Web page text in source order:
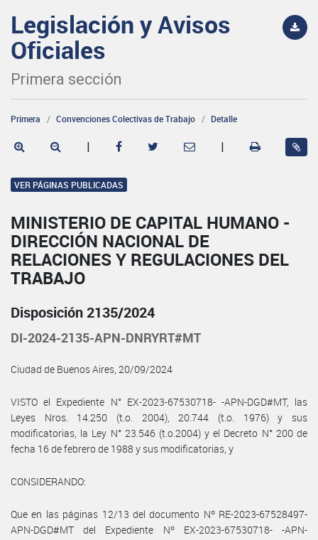
Legislación y Avisos
Oficiales
Primera sección
Primera Convenciones Colectivas de Trabajo Detalle
| |
VER PÁGINAS PUBLICADAS
MINISTERIO DE CAPITAL HUMANO -
DIRECCIÓN NACIONAL DE
RELACIONES Y REGULACIONES DEL
TRABAJO
Disposición 2135/2024
DI-2024-2135-APN-DNRYRT#MT
Ciudad de Buenos Aires, 20/09/2024
VISTO el Expediente N° EX-2023-67530718- -APN-DGD#MT, las
Leyes Nros. 14.250 (t.o. 2004), 20.744 (t.o. 1976) y sus
modificatorias, la Ley N° 23.546 (t.o.2004) y el Decreto N° 200 de
fecha 16 de febrero de 1988 y sus modificatorias, y
CONSIDERANDO:
Que en las páginas 12/13 del documento Nº RE-2023-67528497-
APN-DGD#MT del Expediente Nº EX-2023-67530718- -APN-